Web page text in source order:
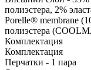
полиэстера, 2%
Porelle® membrane
полиэстера
Комплектация
Комплектация
Перчатки - 1 пара